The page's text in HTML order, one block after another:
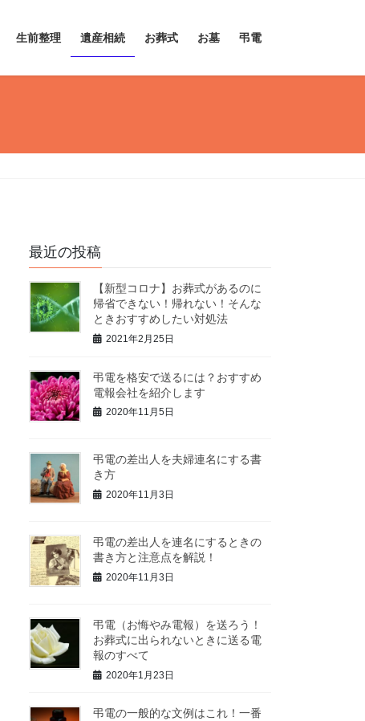
生前整理 遺産相続 お葬式 お墓 弔電
最近の投稿
【新型コロナ】お葬式があるのに
帰省できない！帰れない！そんな
ときおすすめしたい対処法
2021年2月25日
弔電を格安で送るには？おすすめ
電報会社を紹介します
2020年11月5日
弔電の差出人を夫婦連名にする書
き方
2020年11月3日
弔電の差出人を連名にするときの
書き方と注意点を解説！
2020年11月3日
弔電（お悔やみ電報）を送ろう！
お葬式に出られないときに送る電
報のすべて
2020年1月23日
弔電の一般的な文例はこれ！一番